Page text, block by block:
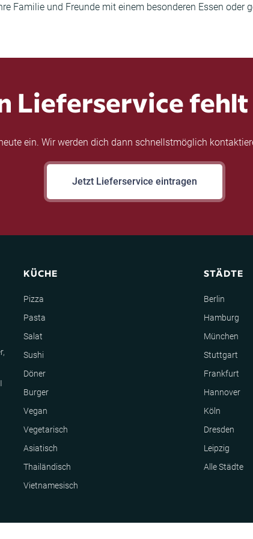
Familie und Freunde mit einem besonderen Essen
Lieferservice fehlt
ein. Wir werden dich dann schnellstmöglich
Jetzt Lieferservice eintragen
KÜCHE
Pizza
Pasta
Salat
Sushi
Döner
Burger
Vegan
Vegetarisch
Asiatisch
Thailändisch
Vietnamesisch
STÄDTE
Berlin
Hamburg
München
Stuttgart
Frankfurt
Hannover
Köln
Dresden
Leipzig
Alle Städte